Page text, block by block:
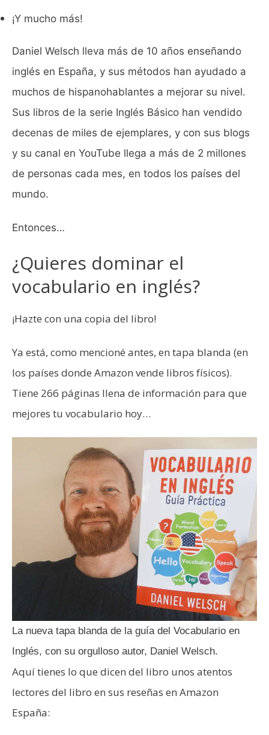
¡Y mucho más!
Daniel Welsch lleva más de 10 años enseñando
inglés en España, y sus métodos han ayudado a
muchos de hispanohablantes a mejorar su nivel.
Sus libros de la serie Inglés Básico han vendido
decenas de miles de ejemplares, y con sus blogs
y su canal en YouTube llega a más de 2 millones
de personas cada mes, en todos los países del
mundo.
Entonces…
¿Quieres dominar el
vocabulario en inglés?
¡Hazte con una copia del libro!
Ya está, como mencioné antes, en tapa blanda (en
los países donde Amazon vende libros físicos).
Tiene 266 páginas llena de información para que
mejores tu vocabulario hoy…
La nueva tapa blanda de la guía del Vocabulario en
Inglés, con su orgulloso autor, Daniel Welsch.
Aquí tienes lo que dicen del libro unos atentos
lectores del libro en sus reseñas en Amazon
España: